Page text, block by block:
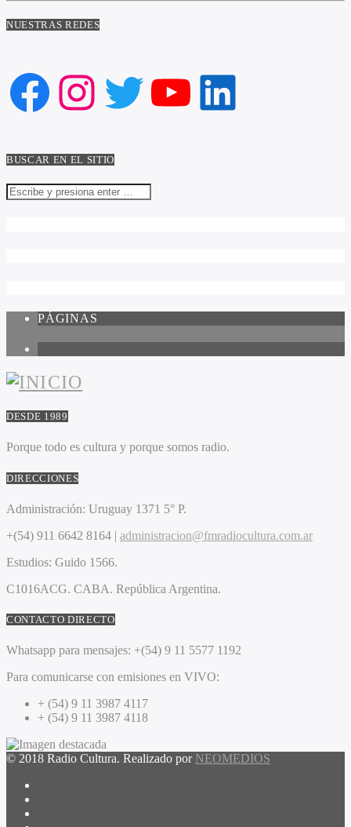
NUESTRAS REDES
Facebook
Instagram
Twitter
YouTube
LinkedIn
BUSCAR EN EL SITIO
PÁGINAS
DESDE 1989
Porque todo es cultura y porque somos radio.
DIRECCIONES
Administración: Uruguay 1371 5° P.
+(54) 911 6642 8164 | administracion@fmradiocultura.com.ar
Estudios: Guido 1566.
C1016ACG. CABA. República Argentina.
CONTACTO DIRECTO
Whatsapp para mensajes: +(54) 9 11 5577 1192
Para comunicarse con emisiones en VIVO:
+ (54) 9 11 3987 4117
+ (54) 9 11 3987 4118
© 2018 Radio Cultura. Realizado por NEOMEDIOS